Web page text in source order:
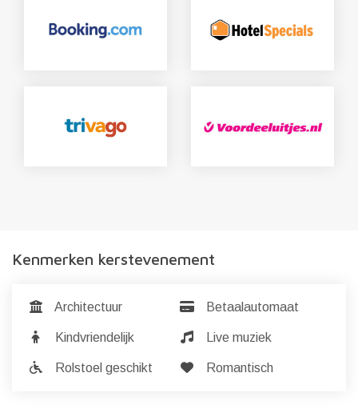
Kenmerken kerstevenement
Architectuur Betaalautomaat
Kindvriendelijk Live muziek
Rolstoel geschikt Romantisch